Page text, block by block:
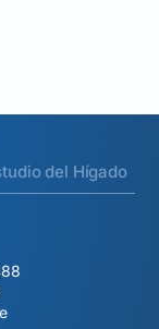
del Hígado